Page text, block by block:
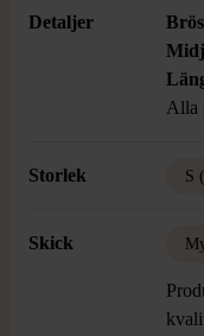
Detaljer
Alla
Storlek S
Skick